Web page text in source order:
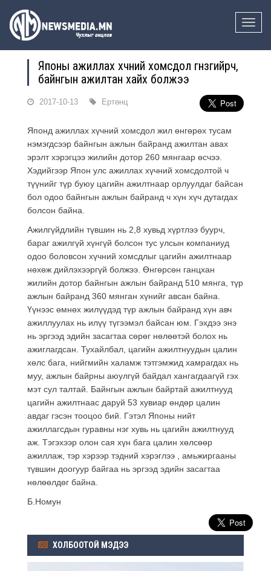
Toggle
Японы ажиллах хүчний хомсдол гүнзгийрч,
байнгын ажилтан хайх болжээ
2017-10-13 Ертөнц
Японд ажиллах хүчний хомсдол жил өнгөрөх тусам
нэмэгдсээр байнгын ажлын байранд ажилтан авах
эрэлт хэрэгцээ жилийн дотор 260 мянгаар өсчээ.
Хэдийгээр Япон улс ажиллах хүчний хомсдолтой ч
түүнийг түр буюу цагийн ажилтнаар орлуулдаг байсан
бол одоо байнгын ажлын байранд ч хүн хүч дутагдах
болсон байна.
Ажилгүйдлийн түвшин нь 2,8 хувьд хүртлээ буурч,
бараг ажилгүй хүнгүй болсон тус улсын компаниуд
одоо боловсон хүчний хомсдлыг цагийн ажилтнаар
нөхөж дийлэхээргүй болжээ. Өнгөрсөн ганцхан
жилийн дотор байнгын ажлын байранд 510 мянга, түр
ажлын байранд 360 мянган хүнийг авсан байна.
Үүнээс өмнөх жилүүдэд түр ажлын байранд хүн авч
ажиллуулах нь илүү түгээмэл байсан юм. Гэхдээ энэ
нь эргээд эдийн засагтаа сөрөг нөлөөтэй болох нь
ажиглагдсан. Тухайлбал, цагийн ажилтнуудын цалин
хөлс бага, нийгмийн халамж тэтгэмжид хамрагдах нь
муу, ажлын байрны аюулгүй байдал хангагдаагүй гэх
мэт сул талтай. Байнгын ажлын байртай ажилтнууд
цагийн ажилтнаас даруй 53 хувиар өндөр цалин
авдаг гэсэн тооцоо бий. Гэтэл Японы нийт
ажиллагсдын гуравны нэг хувь нь цагийн ажилтнууд
аж. Тэгэхээр олон сая хүн бага цалин хөлсөөр
ажиллаж, тэр хэрээр тэдний хэрэглээ , амьжиргааны
түвшин доогуур байгаа нь эргээд эдийн засагтаа
нөлөөлдөг байна.
Б.Номун
ХОЛБООТОЙ МЭДЭЭ